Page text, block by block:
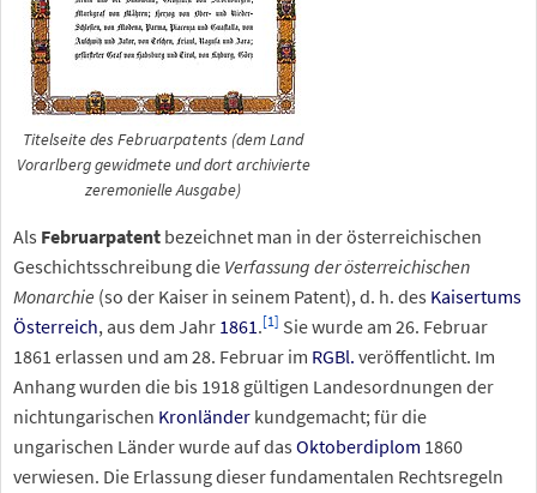
Titelseite des Februarpatents (dem Land
Vorarlberg gewidmete und dort archivierte
zeremonielle Ausgabe)
Als Februarpatent bezeichnet man in der österreichischen
Geschichtsschreibung die Verfassung der österreichischen
Monarchie (so der Kaiser in seinem Patent), d. h. des Kaisertums
Österreich, aus dem Jahr 1861.[1] Sie wurde am 26. Februar
1861 erlassen und am 28. Februar im RGBl. veröffentlicht. Im
Anhang wurden die bis 1918 gültigen Landesordnungen der
nichtungarischen Kronländer kundgemacht; für die
ungarischen Länder wurde auf das Oktoberdiplom 1860
verwiesen. Die Erlassung dieser fundamentalen Rechtsregeln